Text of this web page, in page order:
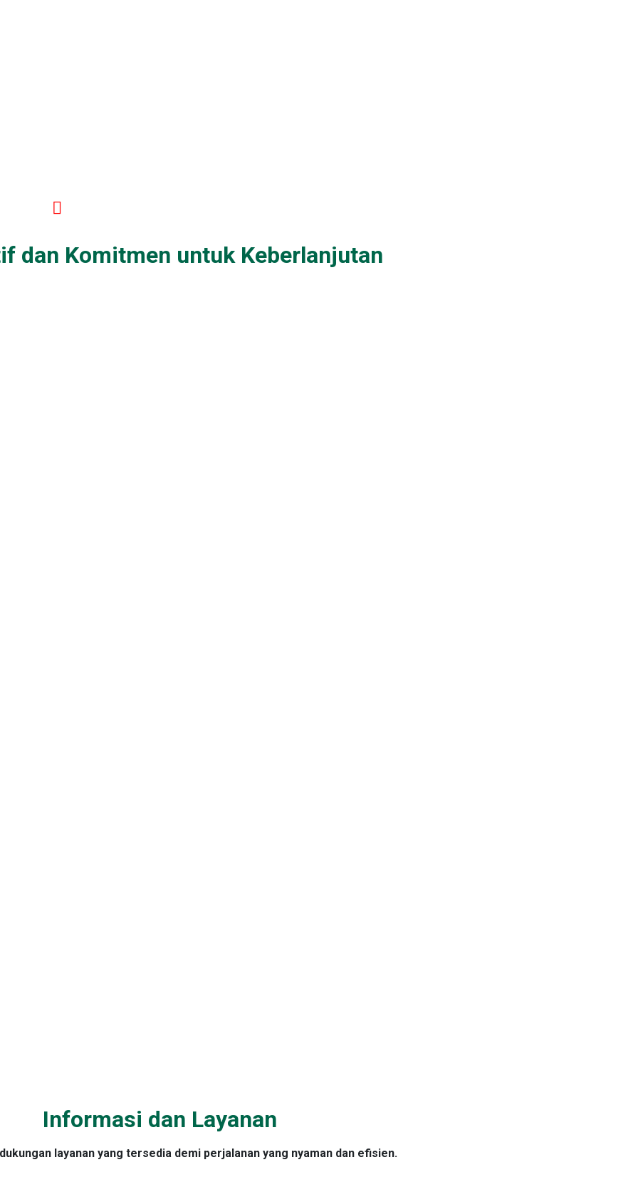
berperan dalam pertumbuhan ekonomi nasional
dan Komitmen untuk Keberlanjutan
Informasi dan Layanan
layanan yang tersedia demi perjalanan yang nyaman dan efisien.